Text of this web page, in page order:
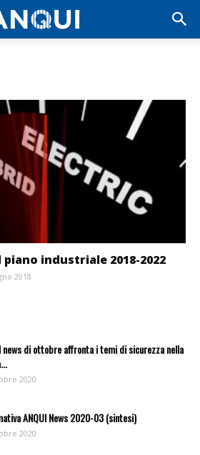
industriale 2018-2022
2018
news di ottobre affronta i temi di sicurezza nella
2020
ANQUI News 2020-03 (sintesi)
2020